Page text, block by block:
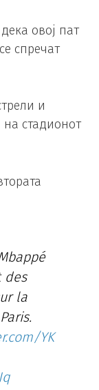
овој пат
спречат
и
стадионот
des
la
YK